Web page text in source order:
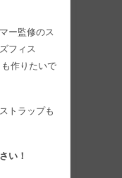
ー監修のス
フィス
作りたいで
トラップも
い！